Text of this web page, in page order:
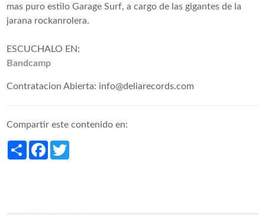
mas puro estilo Garage Surf, a cargo de las gigantes de la
jarana rockanrolera.
ESCUCHALO EN:
Bandcamp
Contratacion Abierta: info@deliarecords.com
Compartir este contenido en:
ShareFacebook